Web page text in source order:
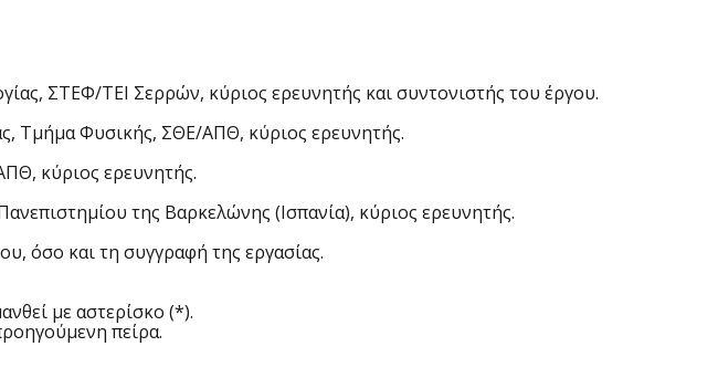
ΣΤΕΦ/ΤΕΙ Σερρών, κύριος ερευνητής και συντονιστής του έργου.
Τμήμα Φυσικής, ΣΘΕ/ΑΠΘ, κύριος ερευνητής.
κύριος ερευνητής.
της Βαρκελώνης (Ισπανία), κύριος ερευνητής.
όσο και τη συγγραφή της εργασίας.
με αστερίσκο (*).
πείρα.